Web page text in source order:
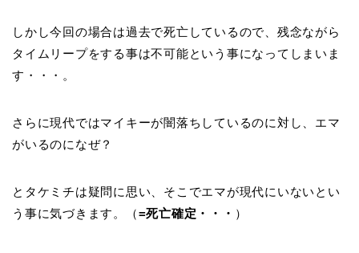
しかし今回の場合は過去で死亡しているので、残念ながら
タイムリープをする事は不可能という事になってしまいま
す・・・。
さらに現代ではマイキーが闇落ちしているのに対し、エマ
がいるのになぜ？
とタケミチは疑問に思い、そこでエマが現代にいないとい
う事に気づきます。（=死亡確定・・・ ）